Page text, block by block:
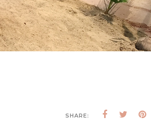
SHARE: